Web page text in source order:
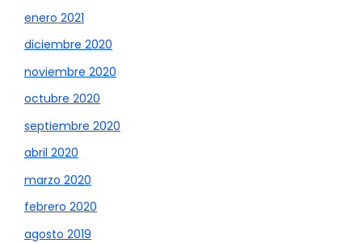
enero 2021
diciembre 2020
noviembre 2020
octubre 2020
septiembre 2020
abril 2020
marzo 2020
febrero 2020
agosto 2019